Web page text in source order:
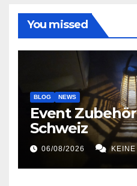
You missed
BLOG NEWS
Event
Schweiz
06/08/2026